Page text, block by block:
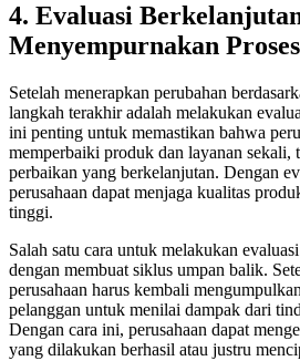
4. Evaluasi
Menyempurnakan
Setelah menerapkan perubahan
langkah terakhir adalah melakukan
ini penting untuk memastikan bahwa
memperbaiki produk dan layanan sekali,
perbaikan yang berkelanjutan. Dengan
perusahaan dapat menjaga kualitas
tinggi.
Salah satu cara untuk melakukan
dengan membuat siklus umpan balik.
perusahaan harus kembali
pelanggan untuk menilai dampak dari
Dengan cara ini, perusahaan dapat
yang dilakukan berhasil atau justru